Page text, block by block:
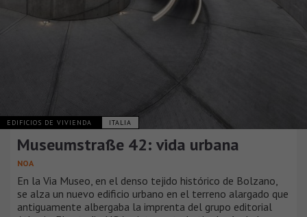
EDIFICIOS DE VIVIENDA ITALIA
Museumstraße 42: vida urbana
NOA
En la Via Museo, en el denso tejido histórico de Bolzano,
se alza un nuevo edificio urbano en el terreno alargado que
antiguamente albergaba la imprenta del grupo editorial